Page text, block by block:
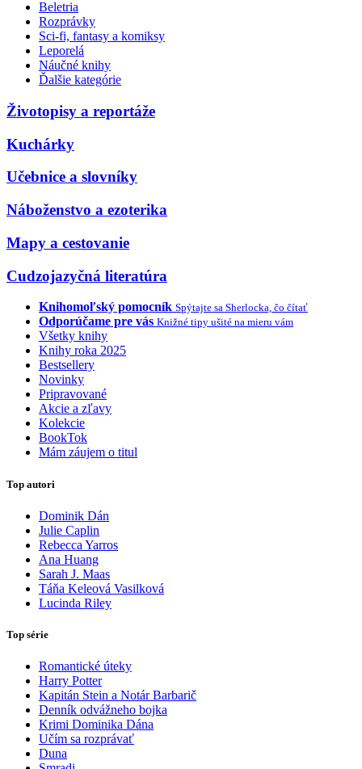
Beletria
Rozprávky
Sci-fi, fantasy a komiksy
Leporelá
Náučné knihy
Ďalšie kategórie
Životopisy a reportáže
Kuchárky
Učebnice a slovníky
Náboženstvo a ezoterika
Mapy a cestovanie
Cudzojazyčná literatúra
Knihomoľský pomocník Spýtajte sa Sherlocka, čo čítať
Odporúčame pre vás Knižné tipy ušité na mieru vám
Všetky knihy
Knihy roka 2025
Bestsellery
Novinky
Pripravované
Akcie a zľavy
Kolekcie
BookTok
Mám záujem o titul
Top autori
Dominik Dán
Julie Caplin
Rebecca Yarros
Ana Huang
Sarah J. Maas
Táňa Keleová Vasilková
Lucinda Riley
Top série
Romantické úteky
Harry Potter
Kapitán Stein a Notár Barbarič
Denník odvážneho bojka
Krimi Dominika Dána
Učím sa rozprávať
Duna